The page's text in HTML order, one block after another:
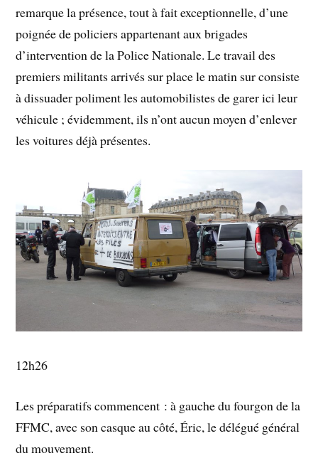
remarque la présence, tout à fait exceptionnelle, d’une
poignée de policiers appartenant aux brigades
d’intervention de la Police Nationale. Le travail des
premiers militants arrivés sur place le matin sur consiste
à dissuader poliment les automobilistes de garer ici leur
véhicule ; évidemment, ils n’ont aucun moyen d’enlever
les voitures déjà présentes.
12h26
Les préparatifs commencent : à gauche du fourgon de la
FFMC, avec son casque au côté, Éric, le délégué général
du mouvement.